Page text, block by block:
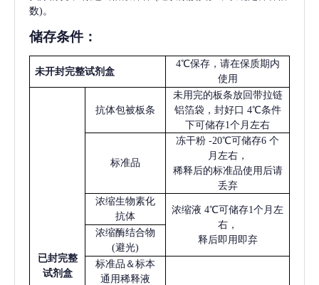
数)。
储存条件：
未开封完整试剂盒
4℃保存，请在保质期内
使用
已封完整
试剂盒
抗体包被板条
未用完的板条放回带拉链
铝箔袋，封好口 4℃条件
下可储存1个月左右
标准品
冻干粉 -20℃可储存6 个
月左右，
稀释后的标准品使用后请
丢弃
浓缩生物素化
抗体
浓缩液 4℃可储存1个月左
右，
释后即用即弃
浓缩酶结合物
(避光)
标准品＆标本
通用稀释液